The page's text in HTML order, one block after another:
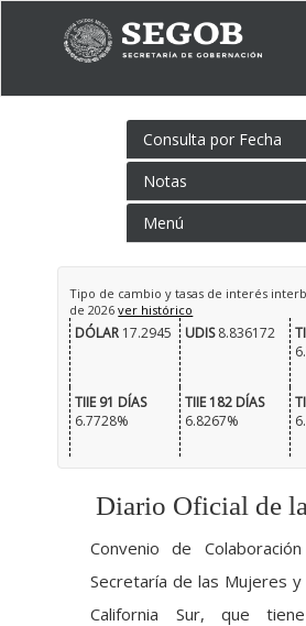
Consulta por Fecha
Notas
Menú
Tipo de cambio y tasas de interés
de 2026ver histórico
DÓLAR17.2945 UDIS8.836172
TIIE 91 DÍAS
6.7728%
TIIE 182 DÍAS
6.8267%
Diario Oficial de
Convenio de
Secretaría de las Mujeres
California Sur, que